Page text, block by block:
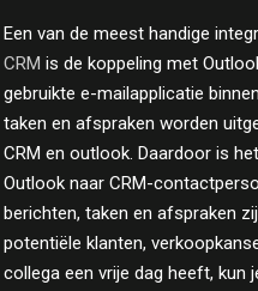
Een van de meest handige
CRM is de koppeling met
gebruikte e-mailapplicatie
taken en afspraken worden
CRM en outlook. Daardoor is
Outlook naar CRM-
berichten, taken en afspraken
potentiële klanten,
collega een vrije dag heeft, kun